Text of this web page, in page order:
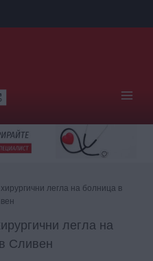
легла на болница в
легла на
Сливен